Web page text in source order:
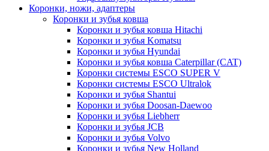
Коронки, ножи, адаптеры
Коронки и зубья ковша
Коронки и зубья ковша Hitachi
Коронки и зубья Komatsu
Коронки и зубья Hyundai
Коронки и зубья ковша Caterpillar (CAT)
Коронки системы ESCO SUPER V
Коронки системы ESCO Ultralok
Коронки и зубья Shantui
Коронки и зубья Doosan-Daewoo
Коронки и зубья Liebherr
Коронки и зубья JCB
Коронки и зубья Volvo
Коронки и зубья New Holland